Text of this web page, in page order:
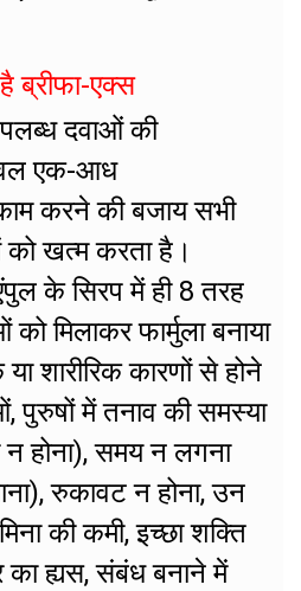
ब्रीफा-एक्स
दवाओं की
एक-आध
करने की बजाय सभी
खत्म करता है।
के सिरप में ही 8 तरह
मिलाकर फार्मुला बनाया
शारीरिक कारणों से होने
पुरुषों में तनाव की समस्या
न होना), समय न लगना
रुकावट न होना, उन
की कमी, इच्छा शक्ति
का ह्यस, संबंध बनाने में